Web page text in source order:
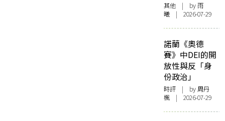
其他 | by 雨
曦 | 2026-07-29
諾蘭《奧德
賽》中DEI的開
放性與反「身
份政治」
時評 | by周丹
楓 | 2026-07-29